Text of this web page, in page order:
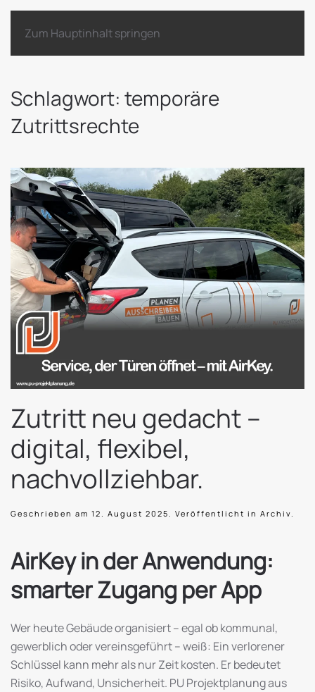
Zum Hauptinhalt springen
Schlagwort: temporäre
Zutrittsrechte
Zutritt neu gedacht –
digital, flexibel,
nachvollziehbar.
Geschrieben am 12. August 2025 . Veröffentlicht in Archiv
AirKey in der Anwendung:
smarter Zugang per App
Wer heute Gebäude organisiert – egal ob kommunal,
gewerblich oder vereinsgeführt – weiß: Ein verlorener
Schlüssel kann mehr als nur Zeit kosten. Er bedeutet
Risiko, Aufwand, Unsicherheit. PU Projektplanung aus